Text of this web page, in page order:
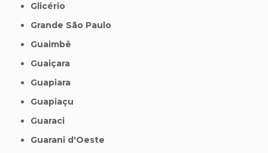
Glicério
Grande São Paulo
Guaimbê
Guaiçara
Guapiara
Guapiaçu
Guaraci
Guarani d'Oeste